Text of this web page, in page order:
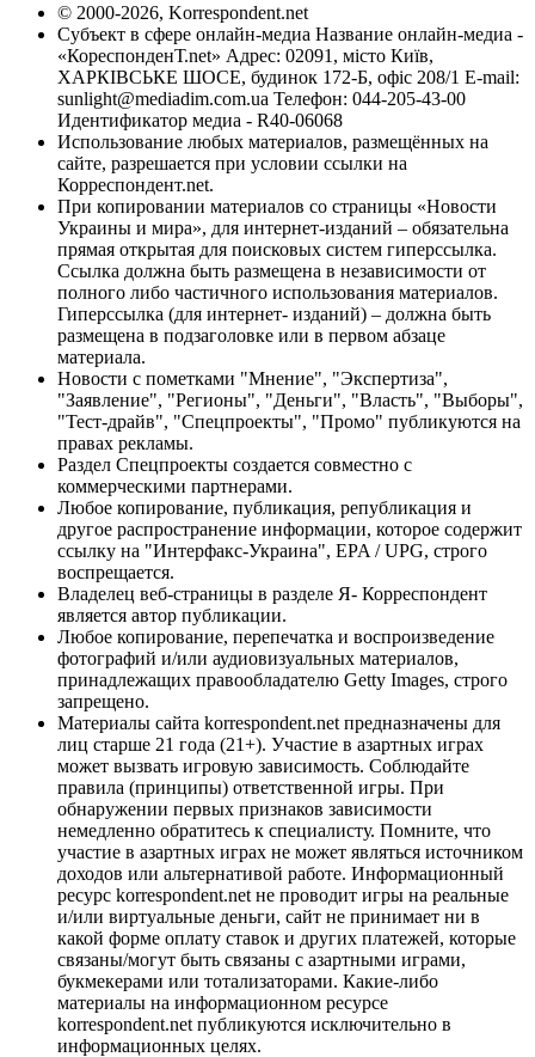
© 2000-2026, Korrespondent.net
Субъект в сфере онлайн-медиа Название онлайн-медиа -
«КореспонденТ.net» Адрес: 02091, місто Київ,
ХАРКІВСЬКЕ ШОСЕ, будинок 172-Б, офіс 208/1 E-mail:
sunlight@mediadim.com.ua Телефон: 044-205-43-00
Идентификатор медиа - R40-06068
Использование любых материалов, размещённых на
сайте, разрешается при условии ссылки на
Корреспондент.net.
При копировании материалов со страницы «Новости
Украины и мира», для интернет-изданий – обязательна
прямая открытая для поисковых систем гиперссылка.
Ссылка должна быть размещена в независимости от
полного либо частичного использования материалов.
Гиперссылка (для интернет- изданий) – должна быть
размещена в подзаголовке или в первом абзаце
материала.
Новости с пометками "Мнение", "Экспертиза",
"Заявление", "Регионы", "Деньги", "Власть", "Выборы",
"Тест-драйв", "Спецпроекты", "Промо" публикуются на
правах рекламы.
Раздел Спецпроекты создается совместно с
коммерческими партнерами.
Любое копирование, публикация, републикация и
другое распространение информации, которое содержит
ссылку на "Интерфакс-Украина", EPA / UPG, строго
воспрещается.
Владелец веб-страницы в разделе Я- Корреспондент
является автор публикации.
Любое копирование, перепечатка и воспроизведение
фотографий и/или аудиовизуальных материалов,
принадлежащих правообладателю Getty Images, строго
запрещено.
Материалы сайта korrespondent.net предназначены для
лиц старше 21 года (21+). Участие в азартных играх
может вызвать игровую зависимость. Соблюдайте
правила (принципы) ответственной игры. При
обнаружении первых признаков зависимости
немедленно обратитесь к специалисту. Помните, что
участие в азартных играх не может являться источником
доходов или альтернативой работе. Информационный
ресурс korrespondent.net не проводит игры на реальные
и/или виртуальные деньги, сайт не принимает ни в
какой форме оплату ставок и других платежей, которые
связаны/могут быть связаны с азартными играми,
букмекерами или тотализаторами. Какие-либо
материалы на информационном ресурсе
korrespondent.net публикуются исключительно в
информационных целях.